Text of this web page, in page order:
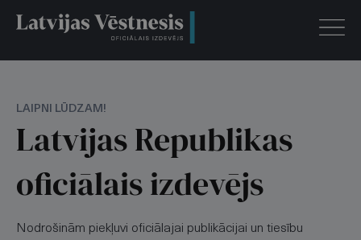
LAIPNI LŪDZAM!
Latvijas Republikas
oficiālais izdevējs
Nodrošinām piekļuvi oficiālajai publikācijai un tiesību